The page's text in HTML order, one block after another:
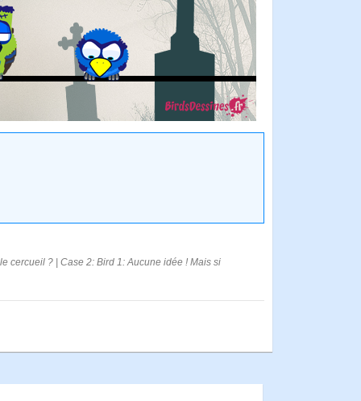
cercueil ? | Case 2: Bird 1: Aucune idée ! Mais si